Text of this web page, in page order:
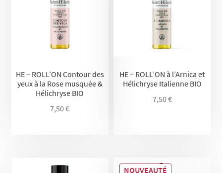
HE – ROLL’ON Contour des
yeux à la Rose musquée &
Hélichryse BIO
7,50€
HE – ROLL’ON à l’Arnica et
Hélichryse Italienne BIO
7,50€
NOUVEAUTÉ